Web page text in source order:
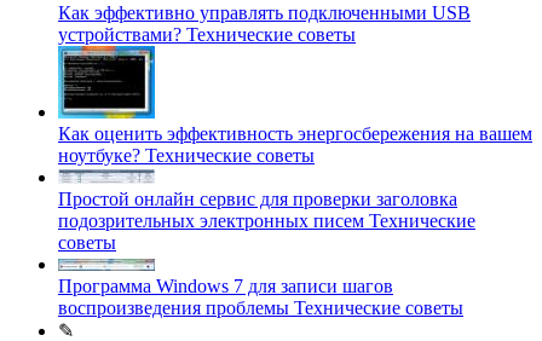
Как эффективно управлять подключенными USB
устройствами? Технические советы
Как оценить эффективность энергосбережения на вашем
ноутбуке? Технические советы
Простой онлайн сервис для проверки заголовка
подозрительных электронных писем Технические
советы
Программа Windows 7 для записи шагов
воспроизведения проблемы Технические советы
✎